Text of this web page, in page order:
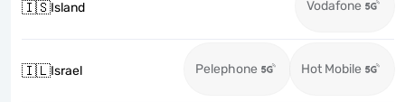
🇮🇸Island Vodafone
🇮🇱Israel Pelephone Hot Mobile